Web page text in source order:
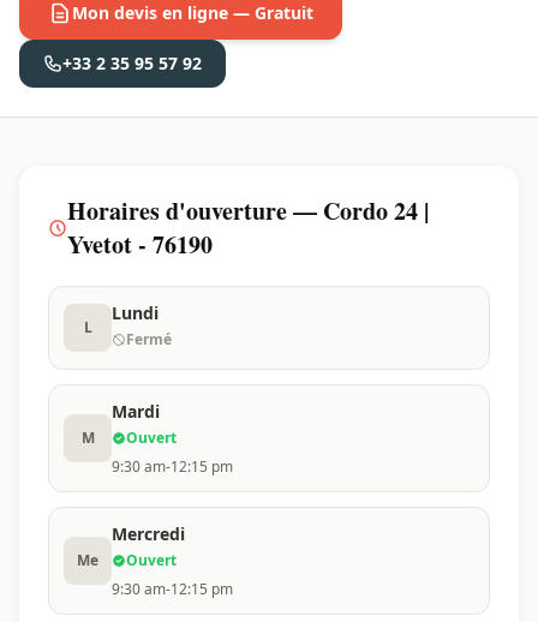
Mon devis en ligne — Gratuit
+33 2 35 95 57 92
Horaires d'ouverture — Cordo 24 |
Yvetot - 76190
L
Lundi
Fermé
M
Mardi
Ouvert
9:30 am-12:15 pm
Me
Mercredi
Ouvert
9:30 am-12:15 pm